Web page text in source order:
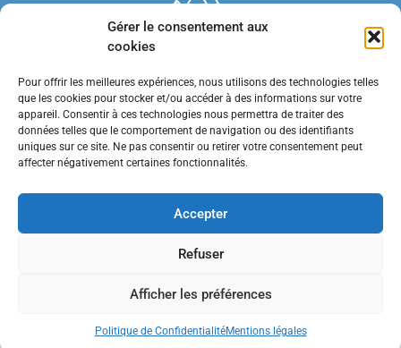
Gérer le consentement aux
cookies
Pour offrir les meilleures expériences, nous utilisons des technologies telles
que les cookies pour stocker et/ou accéder à des informations sur votre
appareil. Consentir à ces technologies nous permettra de traiter des
données telles que le comportement de navigation ou des identifiants
uniques sur ce site. Ne pas consentir ou retirer votre consentement peut
affecter négativement certaines fonctionnalités.
Accepter
Refuser
Afficher les préférences
Politique de ConfidentialitéMentions légales
•Contact